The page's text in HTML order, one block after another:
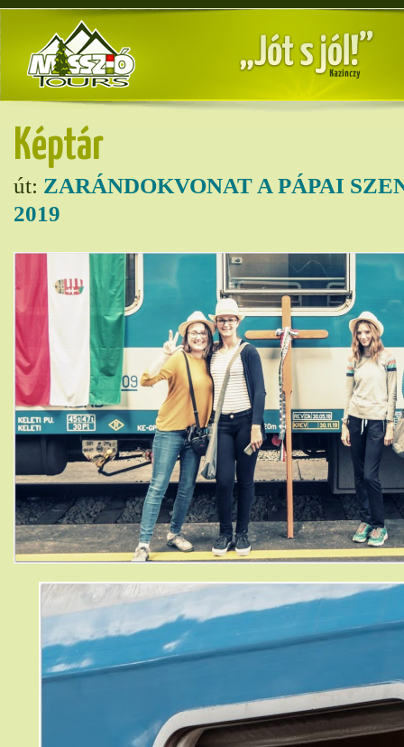
Képtár
út: ZARÁNDOKVONAT A PÁPAI
2019